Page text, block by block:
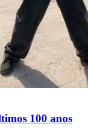
100 anos